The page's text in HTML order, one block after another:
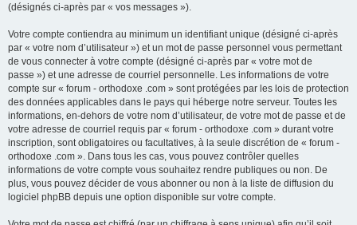
(désignés ci-après par « vos messages »).
Votre compte contiendra au minimum un identifiant unique (désigné ci-après
par « votre nom d’utilisateur ») et un mot de passe personnel vous permettant
de vous connecter à votre compte (désigné ci-après par « votre mot de
passe ») et une adresse de courriel personnelle. Les informations de votre
compte sur « forum - orthodoxe .com » sont protégées par les lois de protection
des données applicables dans le pays qui héberge notre serveur. Toutes les
informations, en-dehors de votre nom d’utilisateur, de votre mot de passe et de
votre adresse de courriel requis par « forum - orthodoxe .com » durant votre
inscription, sont obligatoires ou facultatives, à la seule discrétion de « forum -
orthodoxe .com ». Dans tous les cas, vous pouvez contrôler quelles
informations de votre compte vous souhaitez rendre publiques ou non. De
plus, vous pouvez décider de vous abonner ou non à la liste de diffusion du
logiciel phpBB depuis une option disponible sur votre compte.